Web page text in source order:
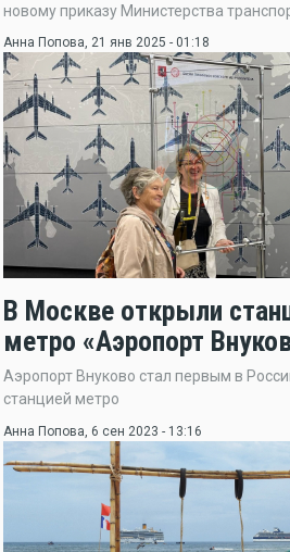
новому приказу Министерства
Анна Попова, 21 янв 2025 - 01:18
В Москве открыли
метро «Аэропорт
Аэропорт Внуково стал первым в
станцией метро
Анна Попова , 6 сен 2023 - 13:16